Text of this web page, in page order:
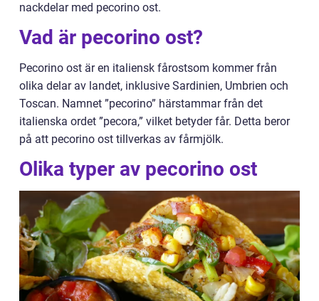
nackdelar med pecorino ost.
Vad är pecorino ost?
Pecorino ost är en italiensk fårostsom kommer från
olika delar av landet, inklusive Sardinien, Umbrien och
Toscan. Namnet ”pecorino” härstammar från det
italienska ordet ”pecora,” vilket betyder får. Detta beror
på att pecorino ost tillverkas av fårmjölk.
Olika typer av pecorino ost